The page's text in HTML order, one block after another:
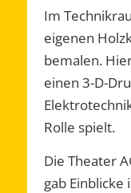
Im
eigenen
bemalen.
einen 3-D-
Rolle spielt.
Die Theater
gab